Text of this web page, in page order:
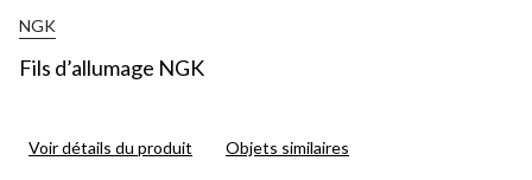
NGK
Fils d’allumage NGK
Voir détails du produit Objets similaires